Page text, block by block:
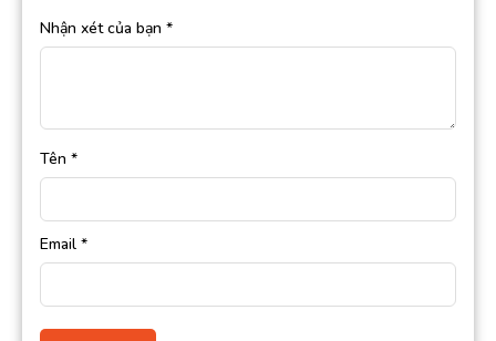
Nhận xét của bạn *
Tên *
Email *